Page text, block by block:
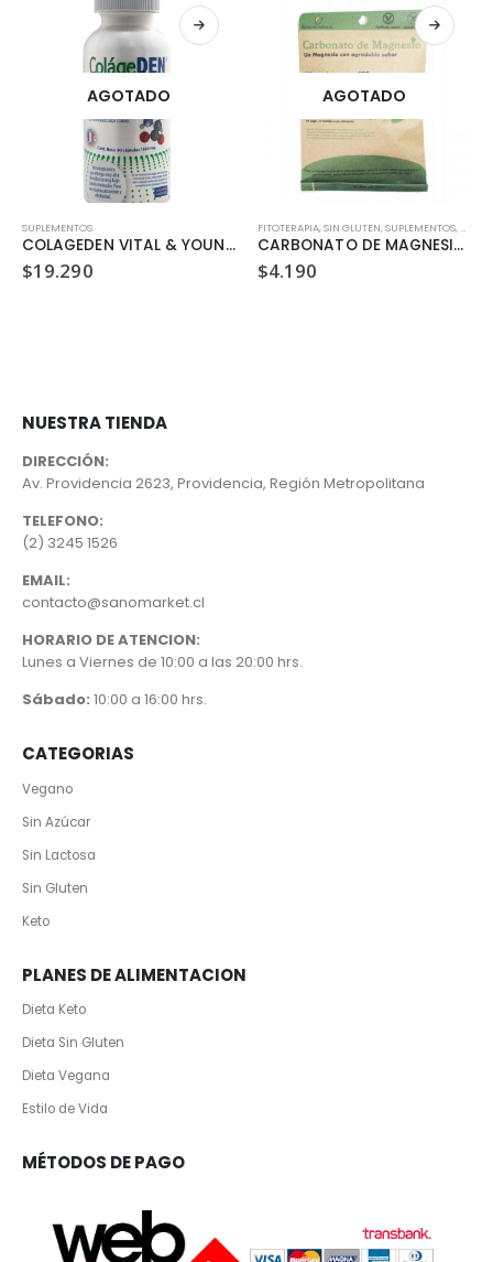
,VEGANO
AGOTADO
SUPLEMENTOS
COLAGEDEN VITAL & YOUNG 90 CAPSULAS
$19.290
AGOTADO
FITOTERAPIA,SIN GLUTEN,SUPLEMENTOS,
CARBONATO DE MAGNESIO DULZURA NATURAL 94.5 GR
$4.190
NUESTRA TIENDA
DIRECCIÓN:
Av. Providencia 2623, Providencia, Región Metropolitana
TELEFONO:
(2) 3245 1526
EMAIL:
contacto@sanomarket.cl
HORARIO DE ATENCION:
Lunes a Viernes de 10:00 a las 20:00 hrs.
Sábado: 10:00 a 16:00 hrs.
CATEGORIAS
Vegano
Sin Azúcar
Sin Lactosa
Sin Gluten
Keto
PLANES DE ALIMENTACION
Dieta Keto
Dieta Sin Gluten
Dieta Vegana
Estilo de Vida
MÉTODOS DE PAGO